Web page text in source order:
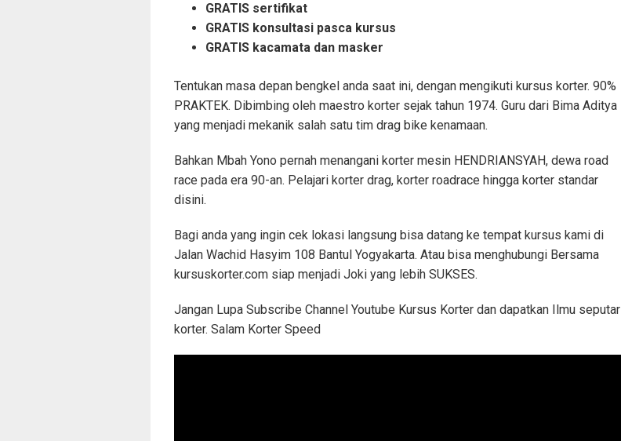
GRATIS sertifikat
GRATIS konsultasi pasca kursus
GRATIS kacamata dan masker
Tentukan masa depan bengkel anda saat ini, dengan mengikuti kursus korter. 90%
PRAKTEK. Dibimbing oleh maestro korter sejak tahun 1974. Guru dari Bima Aditya
yang menjadi mekanik salah satu tim drag bike kenamaan.
Bahkan Mbah Yono pernah menangani korter mesin HENDRIANSYAH, dewa road
race pada era 90-an. Pelajari korter drag, korter roadrace hingga korter standar
disini.
Bagi anda yang ingin cek lokasi langsung bisa datang ke tempat kursus kami di
Jalan Wachid Hasyim 108 Bantul Yogyakarta. Atau bisa menghubungi Bersama
kursuskorter.com siap menjadi Joki yang lebih SUKSES.
Jangan Lupa Subscribe Channel Youtube Kursus Korter dan dapatkan Ilmu seputar
korter. Salam Korter Speed